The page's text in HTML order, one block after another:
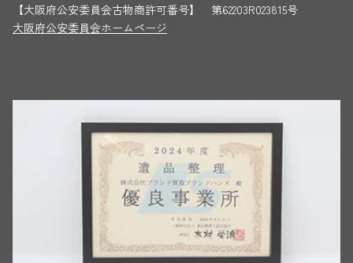
【大阪府公安委員会古物商許可番号】 第62203R023815号
大阪府公安委員会ホームページ